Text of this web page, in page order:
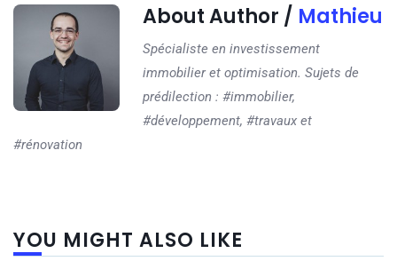
About Author / Mathieu
Spécialiste en investissement
immobilier et optimisation. Sujets de
prédilection : #immobilier,
#développement, #travaux et
#rénovation
YOU MIGHT ALSO LIKE